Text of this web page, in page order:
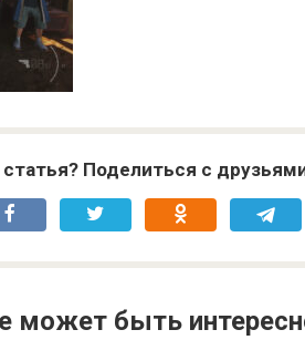
Поделиться с
может быть